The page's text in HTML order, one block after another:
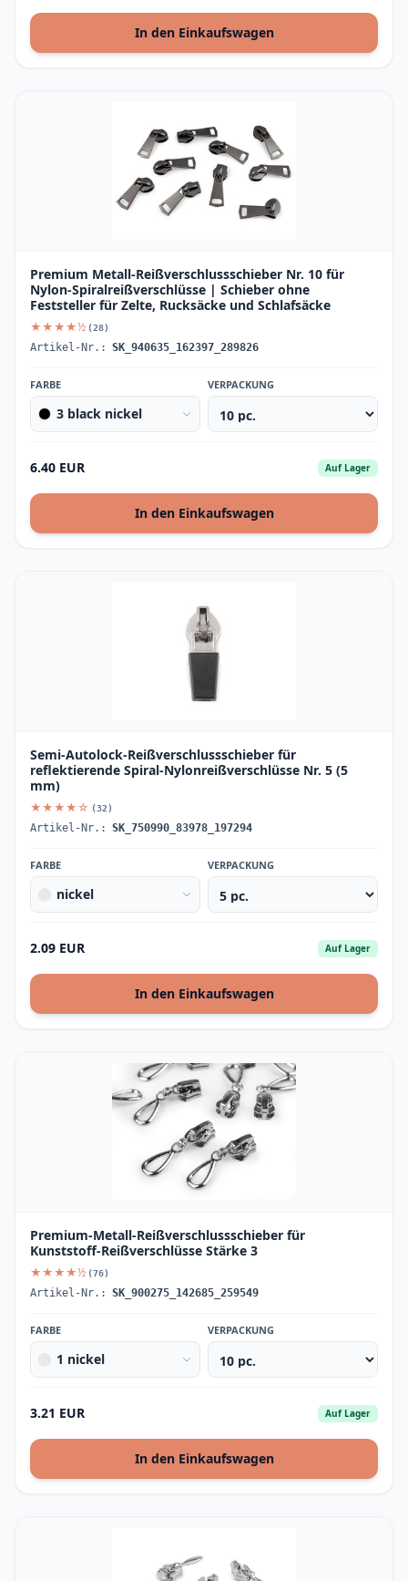
In den Einkaufswagen
Premium Metall-Reißverschlussschieber Nr. 10 für
Nylon-Spiralreißverschlüsse | Schieber ohne
Feststeller für Zelte, Rucksäcke und Schlafsäcke
★★★★½ (28)
Artikel-Nr.: SK_940635_162397_289826
FARBE
3 black nickel
VERPACKUNG
6.40 EUR Auf Lager
In den Einkaufswagen
Semi-Autolock-Reißverschlussschieber für
reflektierende Spiral-Nylonreißverschlüsse Nr. 5 (5
mm)
★★★★☆ (32)
Artikel-Nr.: SK_750990_83978_197294
FARBE
nickel
VERPACKUNG
2.09 EUR Auf Lager
In den Einkaufswagen
Premium-Metall-Reißverschlussschieber für
Kunststoff-Reißverschlüsse Stärke 3
★★★★½ (76)
Artikel-Nr.: SK_900275_142685_259549
FARBE
1 nickel
VERPACKUNG
3.21 EUR Auf Lager
In den Einkaufswagen